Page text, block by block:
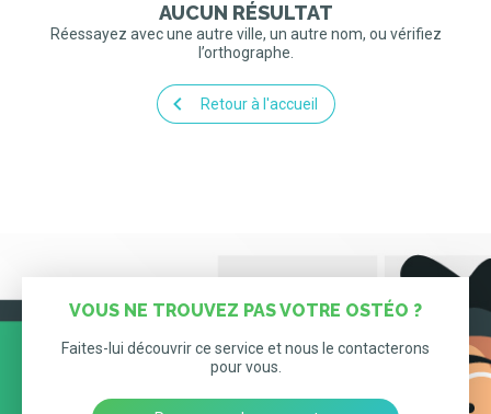
AUCUN RÉSULTAT
Réessayez avec une autre ville, un autre nom, ou vérifiez
l’orthographe.
Retour à l'accueil
VOUS NE TROUVEZ PAS VOTRE OSTÉO ?
Faites-lui découvrir ce service et nous le contacterons
pour vous.